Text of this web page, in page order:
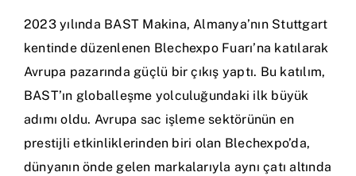
İletişim
2023 yılında BAST Makina, Almanya’nın Stuttgart
kentinde düzenlenen Blechexpo Fuarı’na katılarak
Avrupa pazarında güçlü bir çıkış yaptı. Bu katılım,
BAST’ın globalleşme yolculuğundaki ilk büyük
adımı oldu. Avrupa sac işleme sektörünün en
prestijli etkinliklerinden biri olan Blechexpo’da,
dünyanın önde gelen markalarıyla aynı çatı altında